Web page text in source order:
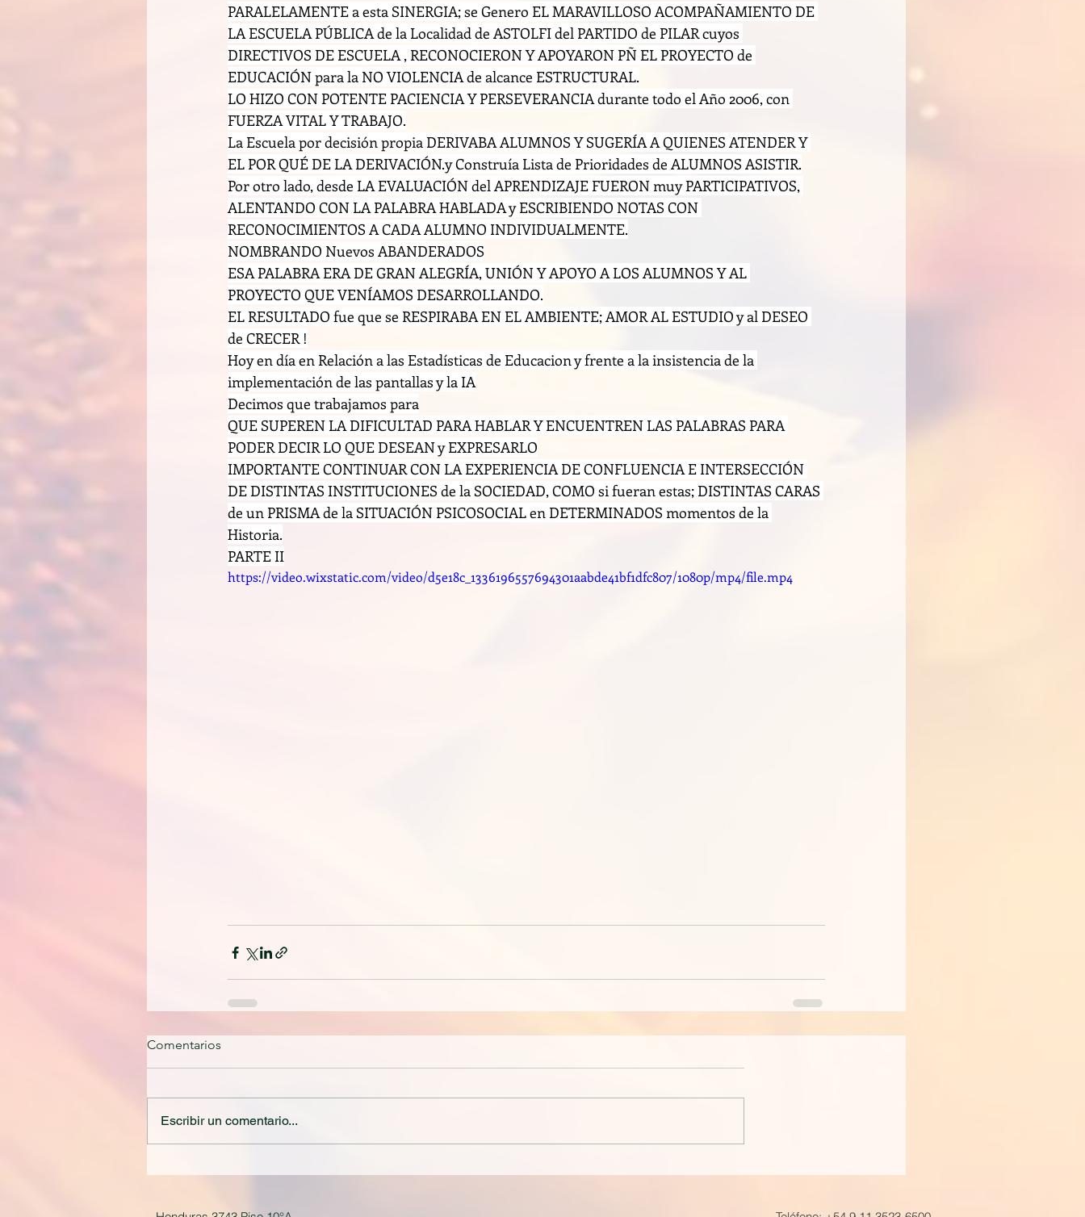
PARALELAMENTE a esta SINERGIA; se Genero EL MARAVILLOSO ACOMPAÑAMIENTO DE
LA ESCUELA PÚBLICA de la Localidad de ASTOLFI del PARTIDO de PILAR cuyos
DIRECTIVOS DE ESCUELA , RECONOCIERON Y APOYARON PÑ EL PROYECTO de
EDUCACIÓN para la NO VIOLENCIA de alcance ESTRUCTURAL.
LO HIZO CON POTENTE PACIENCIA Y PERSEVERANCIA durante todo el Año 2006, con
FUERZA VITAL Y TRABAJO.
La Escuela por decisión propia DERIVABA ALUMNOS Y SUGERÍA A QUIENES ATENDER Y
EL POR QUÉ DE LA DERIVACIÓN.y Construía Lista de Prioridades de ALUMNOS ASISTIR.
Por otro lado, desde LA EVALUACIÓN del APRENDIZAJE FUERON muy PARTICIPATIVOS,
ALENTANDO CON LA PALABRA HABLADA y ESCRIBIENDO NOTAS CON
RECONOCIMIENTOS A CADA ALUMNO INDIVIDUALMENTE.
NOMBRANDO Nuevos ABANDERADOS
ESA PALABRA ERA DE GRAN ALEGRÍA, UNIÓN Y APOYO A LOS ALUMNOS Y AL
PROYECTO QUE VENÍAMOS DESARROLLANDO.
EL RESULTADO fue que se RESPIRABA EN EL AMBIENTE; AMOR AL ESTUDIO y al DESEO
de CRECER !
Hoy en día en Relación a las Estadísticas de Educacion y frente a la insistencia de la
implementación de las pantallas y la IA
Decimos que trabajamos para
QUE SUPEREN LA DIFICULTAD PARA HABLAR Y ENCUENTREN LAS PALABRAS PARA
PODER DECIR LO QUE DESEAN y EXPRESARLO
IMPORTANTE CONTINUAR CON LA EXPERIENCIA DE CONFLUENCIA E INTERSECCIÓN
DE DISTINTAS INSTITUCIONES de la SOCIEDAD, COMO si fueran estas; DISTINTAS CARAS
de un PRISMA de la SITUACIÓN PSICOSOCIAL en DETERMINADOS momentos de la
Historia.
PARTE II
https://video.wixstatic.com/video/d5e18c_1336196557694301aabde41bf1dfc807/1080p/mp4/file.mp4
Comentarios
Escribir un comentario...